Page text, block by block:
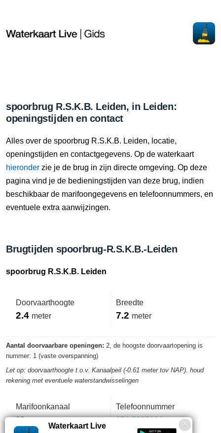
spoorbrug R.S.K.B. Leiden, in Leiden:
openingstijden en contact
Alles over de spoorbrug R.S.K.B. Leiden, locatie,
openingstijden en contactgegevens. Op de waterkaart
hieronder zie je de brug in zijn directe omgeving. Op deze
pagina vind je de bedieningstijden van deze brug, indien
beschikbaar de marifoongegevens en telefoonnummers, en
eventuele extra aanwijzingen.
Brugtijden spoorbrug-R.S.K.B.-Leiden
spoorbrug R.S.K.B. Leiden
Doorvaarthoogte
2.4 meter
Breedte
7.2 meter
Aantal doorvaarbare openingen: 2, de hoogste doorvaartopening is
nummer: 1 (vaste overspanning)
Let op: doorvaarthoogte t.o.v. Kanaalpeil (-0.61 meter tov NAP). houd
rekening met eventuele waterstandwisselingen
Marifoonkanaal
22
Telefoonnummer
071-5227124
Waterkaart Live